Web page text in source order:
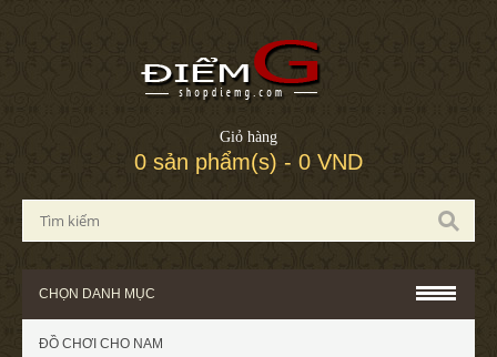
Giỏ hàng
0 sản phẩm(s) - 0 VND
CHỌN DANH MỤC
ĐỒ CHƠI CHO NAM